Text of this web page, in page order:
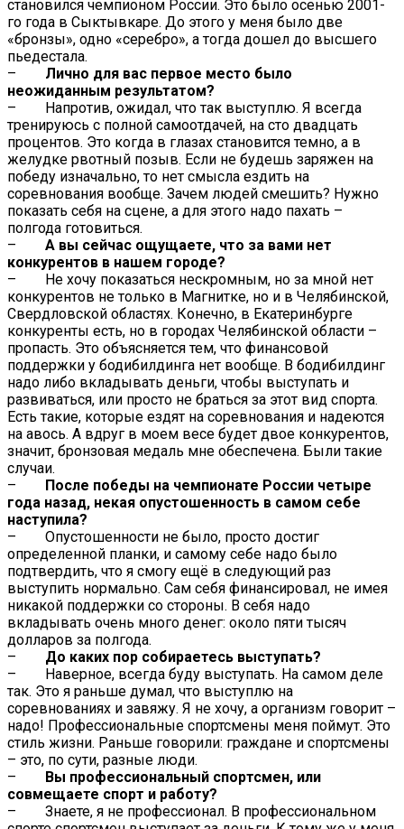
становился чемпионом России. Это было осенью 2001-
го года в Сыктывкаре. До этого у меня было две
«бронзы», одно «серебро», а тогда дошел до высшего
пьедестала.
– Лично для вас первое место было
неожиданным результатом?
– Напротив, ожидал, что так выступлю. Я всегда
тренируюсь с полной самоотдачей, на сто двадцать
процентов. Это когда в глазах становится темно, а в
желудке рвотный позыв. Если не будешь заряжен на
победу изначально, то нет смысла ездить на
соревнования вообще. Зачем людей смешить? Нужно
показать себя на сцене, а для этого надо пахать –
полгода готовиться.
– А вы сейчас ощущаете, что за вами нет
конкурентов в нашем городе?
– Не хочу показаться нескромным, но за мной нет
конкурентов не только в Магнитке, но и в Челябинской,
Свердловской областях. Конечно, в Екатеринбурге
конкуренты есть, но в городах Челябинской области –
пропасть. Это объясняется тем, что финансовой
поддержки у бодибилдинга нет вообще. В бодибилдинг
надо либо вкладывать деньги, чтобы выступать и
развиваться, или просто не браться за этот вид спорта.
Есть такие, которые ездят на соревнования и надеются
на авось. А вдруг в моем весе будет двое конкурентов,
значит, бронзовая медаль мне обеспечена. Были такие
случаи.
–
После победы на чемпионате России четыре
года назад, некая опустошенность в самом себе
наступила?
– Опустошенности не было, просто достиг
определенной планки, и самому себе надо было
подтвердить, что я смогу ещё в следующий раз
выступить нормально. Сам себя финансировал, не имея
никакой поддержки со стороны. В себя надо
вкладывать очень много денег: около пяти тысяч
долларов за полгода.
– До каких пор собираетесь выступать?
– Наверное, всегда буду выступать. На самом деле
так. Это я раньше думал, что выступлю на
соревнованиях и завяжу. Я не хочу, а организм говорит –
надо! Профессиональные спортсмены меня поймут. Это
стиль жизни. Раньше говорили: граждане и спортсмены
– это, по сути, разные люди.
–
Вы профессиональный спортсмен, или
совмещаете спорт и работу?
– Знаете, я не профессионал. В профессиональном